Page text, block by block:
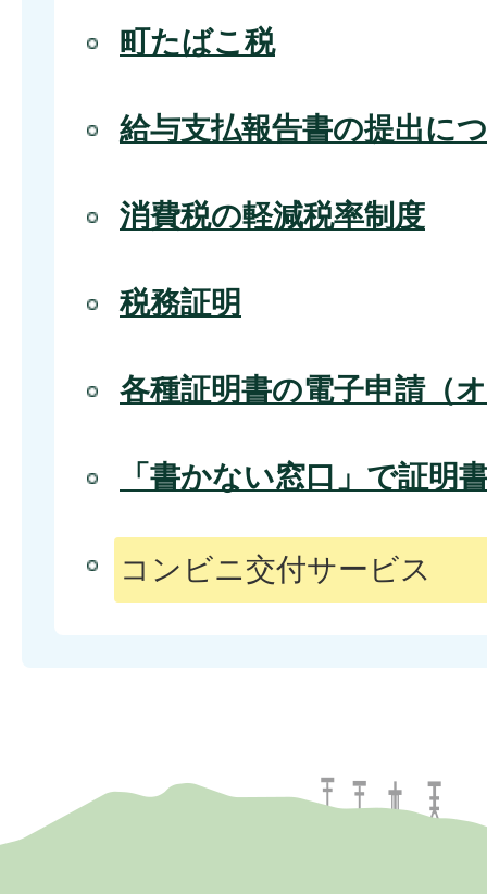
町たばこ税
給与支払報告書の提出に
消費税の軽減税率制度
税務証明
各種証明書の電子申請（
「書かない窓口」で証明
コンビニ交付サービス